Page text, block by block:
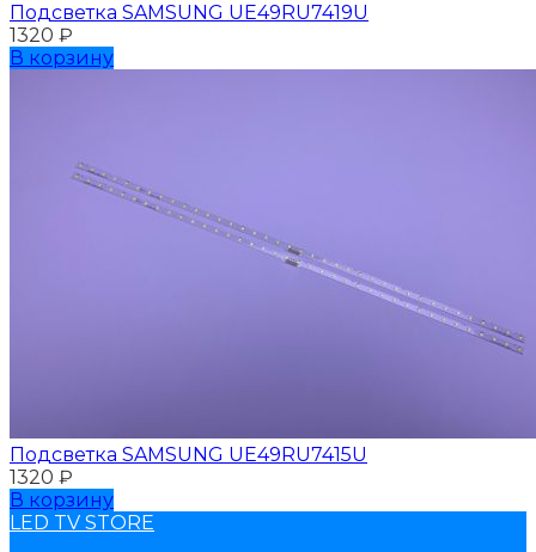
Подсветка SAMSUNG UЕ49RU7419U
1320 ₽
В корзину
Подсветка SAMSUNG UЕ49RU7415U
1320 ₽
В корзину
LED TV STORE